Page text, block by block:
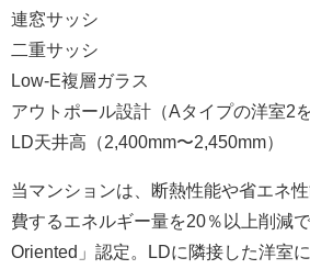
連窓サッシ
二重サッシ
Low-E複層ガラス
アウトポール設計（Aタイプの洋室2を
LD天井高（2,400mm〜2,450mm）
当マンションは、断熱性能や省エネ
費するエネルギー量を20％以上削減
Oriented」認定。LDに隣接した洋室